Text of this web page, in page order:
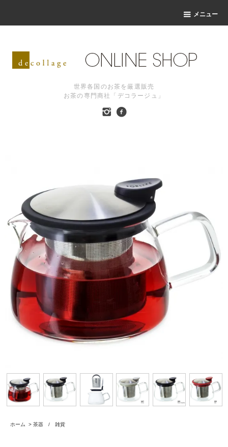
メニュー
世界各国のお茶を厳選販売
お茶の専門商社「デコラージュ」
ホーム > 茶器 / 雑貨